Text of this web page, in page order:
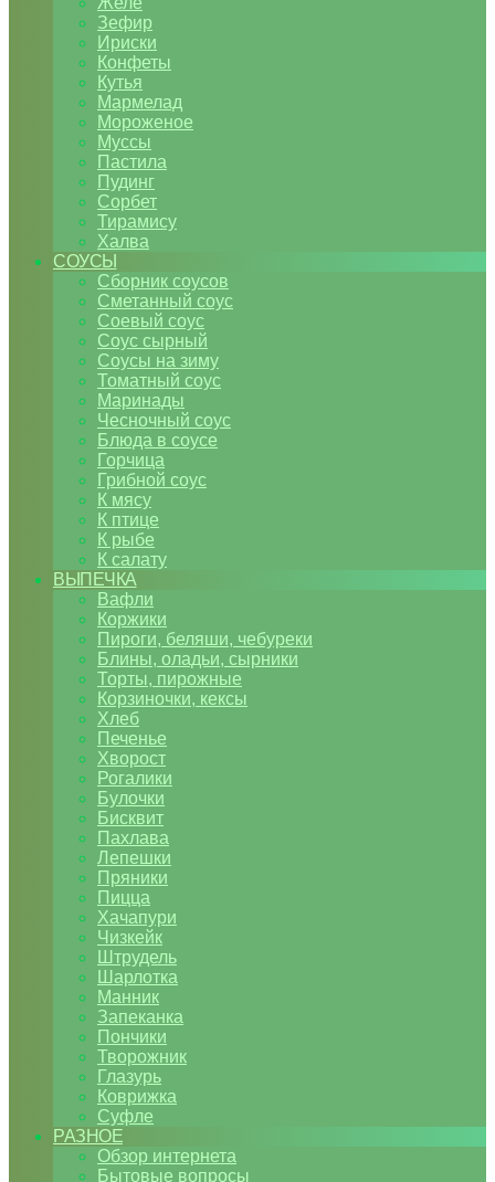
Зефир
Ириски
Конфеты
Кутья
Мармелад
Мороженое
Муссы
Пастила
Пудинг
Сорбет
Тирамису
Халва
СОУСЫ
Сборник соусов
Сметанный соус
Соевый соус
Соус сырный
Соусы на зиму
Томатный соус
Маринады
Чесночный соус
Блюда в соусе
Горчица
Грибной соус
К мясу
К птице
К рыбе
К салату
ВЫПЕЧКА
Вафли
Коржики
Пироги, беляши, чебуреки
Блины, оладьи, сырники
Торты, пирожные
Корзиночки, кексы
Хлеб
Печенье
Хворост
Рогалики
Булочки
Бисквит
Пахлава
Лепешки
Пряники
Пицца
Хачапури
Чизкейк
Штрудель
Шарлотка
Манник
Запеканка
Пончики
Творожник
Глазурь
Коврижка
Суфле
РАЗНОЕ
Обзор интернета
Бытовые вопросы